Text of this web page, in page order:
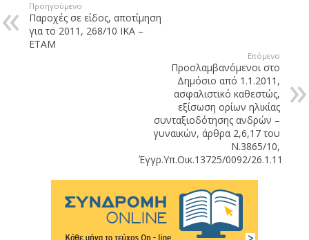
Προηγούμενο
Παροχές σε είδος, αποτίμηση
για το 2011, 268/10 ΙΚΑ –
ΕΤΑΜ
Επόμενο
Προσλαμβανόμενοι στο
Δημόσιο από 1.1.2011,
ασφαλιστικό καθεστώς,
εξίσωση ορίων ηλικίας
συνταξιοδότησης ανδρών –
γυναικών, άρθρα 2,6,17 του
Ν.3865/10,
Έγγρ.Υπ.Οικ.13725/0092/26.1.11